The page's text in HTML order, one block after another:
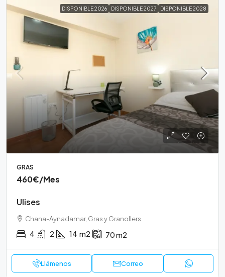
DISPONIBLE 2026 DISPONIBLE 2027 DISPONIBLE 2028
GRAS
460€/Mes
Ulises
Chana-Aynadamar, Gras y Granollers
4 2 14 m2 70m2
Llámenos Correo